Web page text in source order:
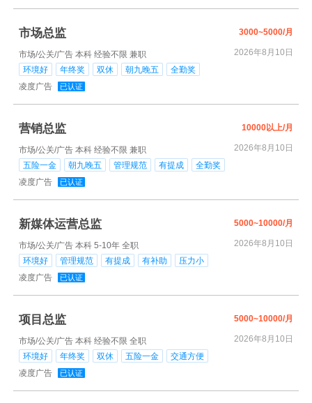
市场总监 3000~5000/月
市场/公关/广告 本科 经验不限 兼职
2026年8月10日
环境好
年终奖 双休 朝九晚五
全勤奖
凌度广告
已认证
营销总监 10000以上/月
市场/公关/广告 本科 经验不限 兼职
2026年8月10日
五险一金
朝九晚五 管理规范 有提成
全勤奖
凌度广告
已认证
新媒体运营总监 5000~10000/月
市场/公关/广告 本科 5-10年 全职
2026年8月10日
环境好
管理规范 有提成 有补助
压力小
凌度广告
已认证
项目总监 5000~10000/月
市场/公关/广告 本科 经验不限 全职
2026年8月10日
环境好
年终奖 双休 五险一金
交通方便
凌度广告
已认证